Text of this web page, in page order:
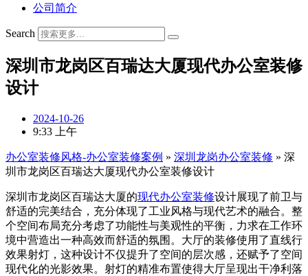
公司简介
Search
深圳市龙岗区百瑞达大厦现代办公室装修
设计
2024-10-26
9:33 上午
办公室装修风格-办公室装修案例 » 深圳龙岗办公室装修 » 深
圳市龙岗区百瑞达大厦现代办公室装修设计
深圳市龙岗区百瑞达大厦的现代办公室装修设计展现了前卫与
舒适的完美结合，充分体现了工业风格与现代艺术的融合。整
个空间布局充分考虑了功能性与美观性的平衡，力求在工作环
境中营造出一种高效而舒适的氛围。大厅的装修使用了直线行
效果射灯，这种设计不仅提升了空间的层次感，还赋予了空间
现代化的光影效果。射灯的精准布置使得大厅呈现出干净利落